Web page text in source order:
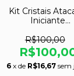
Kit Cristais
Iniciante
R$100,00
6 x de R$16,67 sem